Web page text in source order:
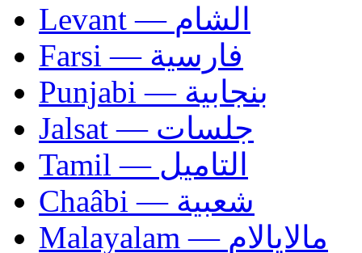
Levant — الشام
Farsi — فارسية
Punjabi — بنجابية
Jalsat — جلسات
Tamil — التاميل
Chaâbi — شعبية
Malayalam — مالايالام